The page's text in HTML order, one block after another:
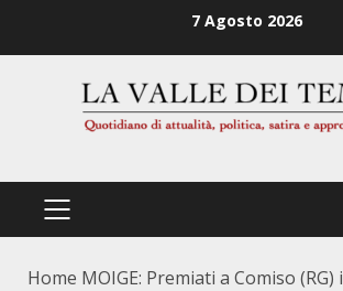
7 Agosto 2026
PRIMÄRES
Home MOIGE: Premiati a Comiso (RG) i